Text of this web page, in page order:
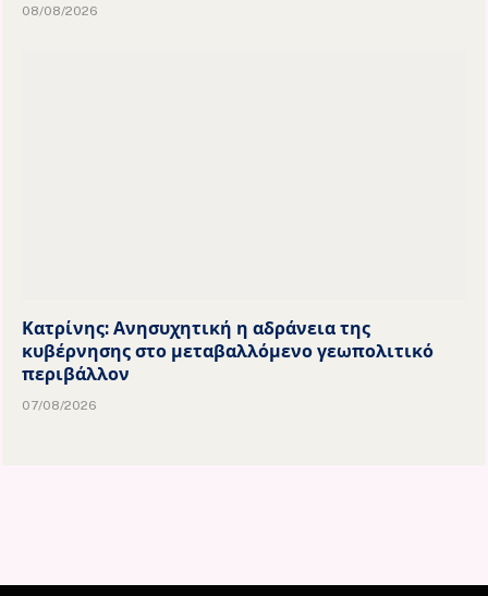
08/08/2026
Κατρίνης: Ανησυχητική η αδράνεια της
κυβέρνησης στο μεταβαλλόμενο γεωπολιτικό
περιβάλλον
07/08/2026